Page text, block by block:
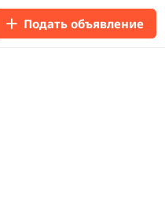
Подать объявление